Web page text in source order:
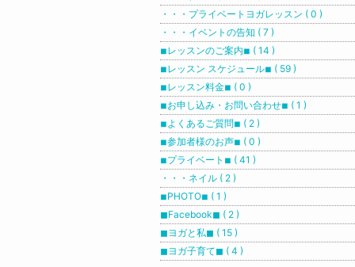
・・・プライベートヨガレッスン ( 0 )
・・・イベントの告知 ( 7 )
◾︎レッスンのご案内◾︎ ( 14 )
◾︎レッスン スケジュール◾︎ ( 59 )
◾︎レッスン料金◾︎ ( 0 )
◾︎お申し込み・お問い合わせ◾︎ ( 1 )
◾︎よくあるご質問◾︎ ( 2 )
◾︎参加者様のお声◾︎ ( 0 )
◾︎プライベート◾︎ ( 41 )
・・・ネイル ( 2 )
◾︎PHOTO◾︎ ( 1 )
◼︎Facebook◼︎ ( 2 )
◼︎ヨガと私◼︎ ( 15 )
◼︎ヨガ子育て◼︎ ( 4 )